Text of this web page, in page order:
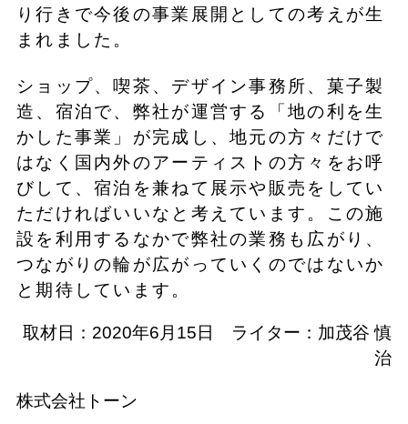
り行きで今後の事業展開としての考えが生
まれました。
ショップ、喫茶、デザイン事務所、菓子製
造、宿泊で、弊社が運営する「地の利を生
かした事業」が完成し、地元の方々だけで
はなく国内外のアーティストの方々をお呼
びして、宿泊を兼ねて展示や販売をしてい
ただければいいなと考えています。この施
設を利用するなかで弊社の業務も広がり、
つながりの輪が広がっていくのではないか
と期待しています。
取材日：2020年6月15日 ライター：加茂谷 慎
治
株式会社トーン